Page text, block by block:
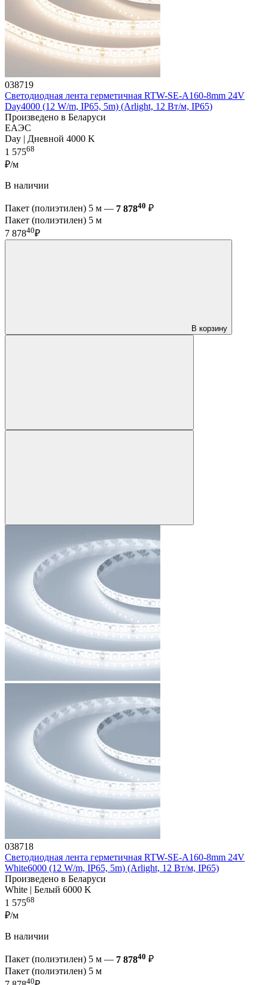
038719
Светодиодная лента герметичная RTW-SE-A160-8mm 24V
Day4000 (12 W/m, IP65, 5m) (Arlight, 12 Вт/м, IP65)
Произведено в Беларуси
ЕАЭС
Day | Дневной 4000 K
1 57568
₽/м
В наличии
Пакет (полиэтилен) 5 м — 7 87840 ₽
Пакет (полиэтилен) 5 м
7 87840₽
В корзину
038718
Светодиодная лента герметичная RTW-SE-A160-8mm 24V
White6000 (12 W/m, IP65, 5m) (Arlight, 12 Вт/м, IP65)
Произведено в Беларуси
White | Белый 6000 K
1 57568
₽/м
В наличии
Пакет (полиэтилен) 5 м — 7 87840 ₽
Пакет (полиэтилен) 5 м
40